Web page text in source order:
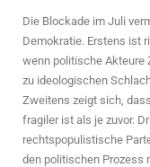
Die Blockade im Juli
Demokratie. Erstens ist
wenn politische Akteure
zu ideologischen
Zweitens zeigt sich,
fragiler ist als je zuvor.
rechtspopulistische
den politischen Prozess